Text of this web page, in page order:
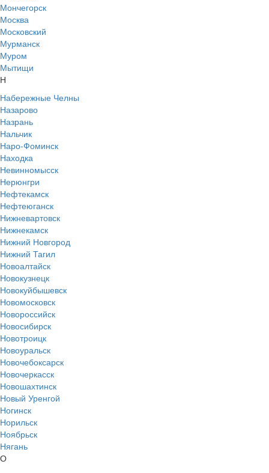
Мончегорск
Москва
Московский
Мурманск
Муром
Мытищи
Н
Набережные Челны
Назарово
Назрань
Нальчик
Наро-Фоминск
Находка
Невинномысск
Нерюнгри
Нефтекамск
Нефтеюганск
Нижневартовск
Нижнекамск
Нижний Новгород
Нижний Тагил
Новоалтайск
Новокузнецк
Новокуйбышевск
Новомосковск
Новороссийск
Новосибирск
Новотроицк
Новоуральск
Новочебоксарск
Новочеркасск
Новошахтинск
Новый Уренгой
Ногинск
Норильск
Ноябрьск
Нягань
О